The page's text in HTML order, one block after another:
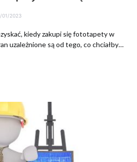
01/2023
kiedy zakupi się fototapety w
uzależnione są od tego, co chciałby…